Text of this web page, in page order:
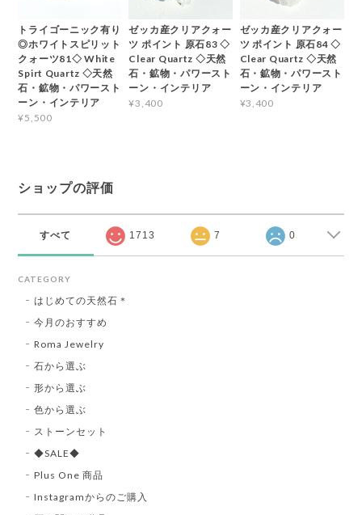
トライゴーニック有り
◎ホワイトスピリット
クォーツ81◇ White
Spirt Quartz ◇天然
石・鉱物・パワースト
ーン・インテリア
¥5,500
ゼッカ産クリアクォー
ツ ポイント 原石83 ◇
Clear Quartz ◇天然
石・鉱物・パワースト
ーン・インテリア
¥3,400
ゼッカ産クリアクォー
ツ ポイント 原石84 ◇
Clear Quartz ◇天然
石・鉱物・パワースト
ーン・インテリア
¥3,400
ショップの評価
すべて 1713 7 0
CATEGORY
はじめての天然石＊
今月のおすすめ
Roma Jewelry
石から選ぶ
形から選ぶ
色から選ぶ
ストーンセット
◆SALE◆
Plus One 商品
Instagramからのご購入